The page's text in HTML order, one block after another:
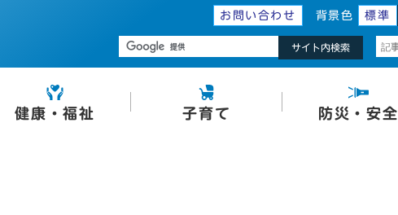
お問い合わせ 背景色 標準
サイト内検索
健康・福祉 子育て 防災・安全